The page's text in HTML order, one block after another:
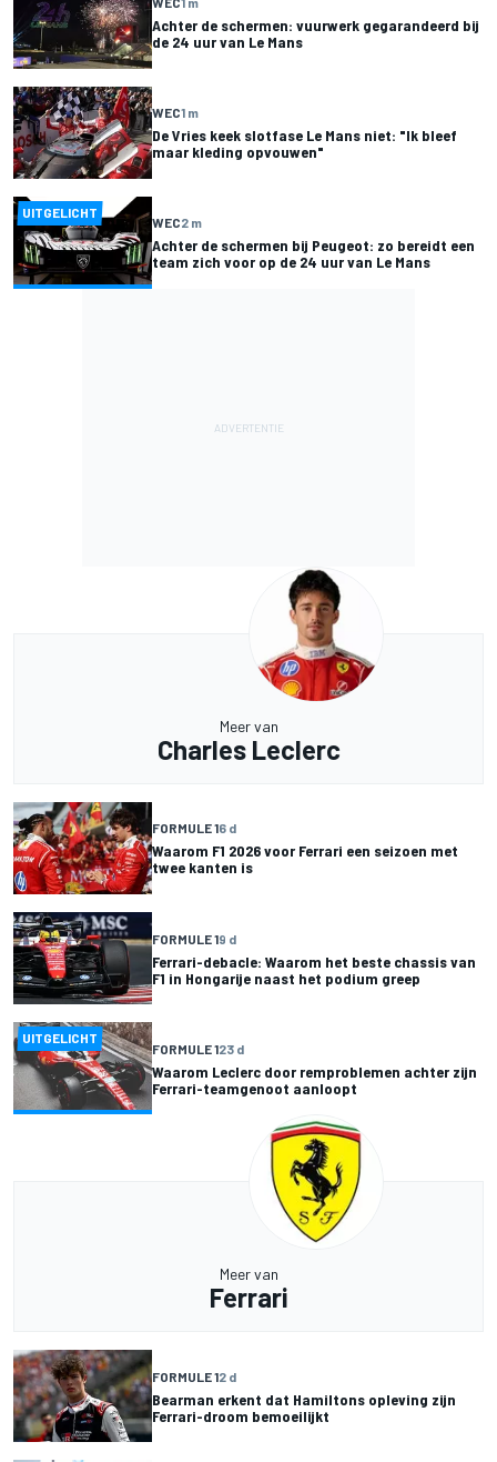
Achter de schermen: vuurwerk gegarandeerd bij
de 24 uur van Le Mans
WEC1 m
De Vries keek slotfase Le Mans niet: "Ik bleef
maar kleding opvouwen"
UITGELICHT
WEC2 m
Achter de schermen bij Peugeot: zo bereidt een
team zich voor op de 24 uur van Le Mans
Meer van
Charles Leclerc
FORMULE 16 d
Waarom F1 2026 voor Ferrari een seizoen met
twee kanten is
FORMULE 19 d
Ferrari-debacle: Waarom het beste chassis van
F1 in Hongarije naast het podium greep
UITGELICHT
FORMULE 123 d
Waarom Leclerc door remproblemen achter zijn
Ferrari-teamgenoot aanloopt
Meer van
Ferrari
FORMULE 12 d
Bearman erkent dat Hamiltons opleving zijn
Ferrari-droom bemoeilijkt